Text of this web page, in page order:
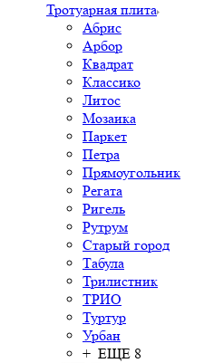
Тротуарная плита
Абрис
Арбор
Квадрат
Классико
Литос
Мозаика
Паркет
Петра
Прямоугольник
Регата
Ригель
Рутрум
Старый город
Табула
Трилистник
ТРИО
Туртур
Урбан
+ ЕЩЕ 8